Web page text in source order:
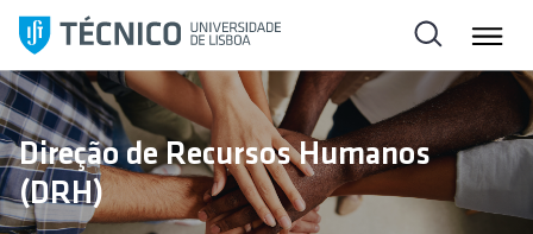
l
t
a
r
p
a
Direção de Recursos Humanos
(DRH)